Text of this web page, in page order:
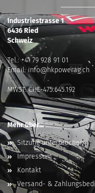
Industriestrasse 1
6436 Ried
Schweiz
Tel.:+41 79 928 91 01
Email:info@hkpowerag.ch
MWST: CHE-475.645.192
Mehr über...
Sitzung unterbrochen
Impressum
Kontakt
Versand- &